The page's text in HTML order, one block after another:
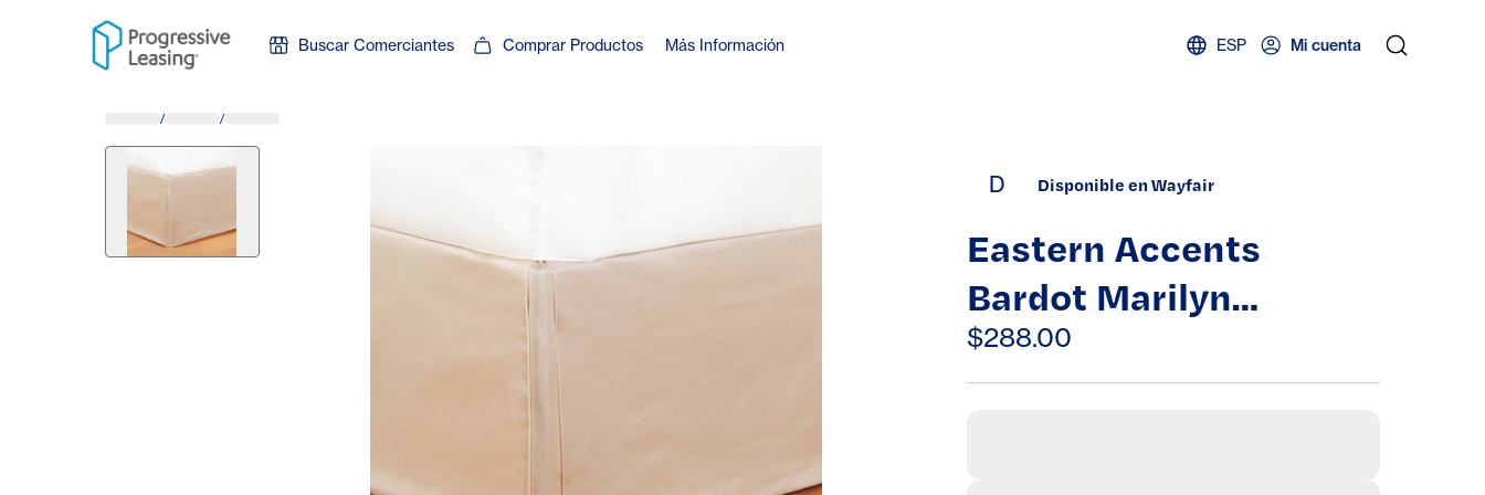
Skip to content
Buscar Comerciantes Comprar Productos Más Información ESP Mi cuenta
/ /
D Disponible en Wayfair
Eastern Accents
Bardot Marilyn
Chamois 16" Bed Skirt
$288.00